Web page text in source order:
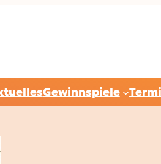
Gewinnspiele